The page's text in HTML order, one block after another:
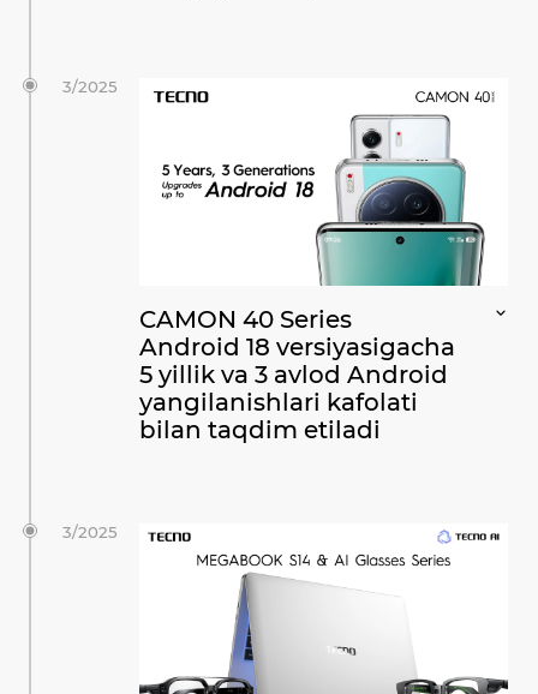
CAMON 40 Series
Android 18 versiyasigacha
5 yillik va 3 avlod Android
yangilanishlari kafolati
bilan taqdim etiladi
3/2025
3/2025